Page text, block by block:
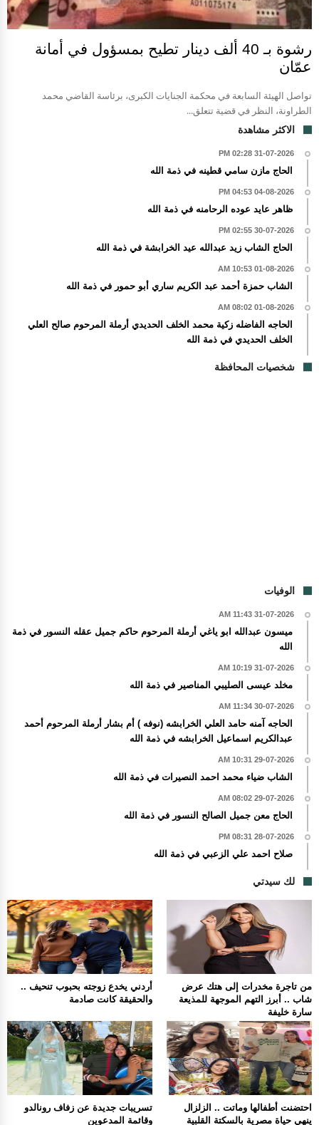
رشوة بـ 40 ألف دينار تطيح بمسؤول في أمانة
عمّان
تواصل الهيئة السابعة في محكمة الجنايات الكبرى، برئاسة القاضي محمد
الطراونة، النظر في قضية تتعلق...
الاكثر مشاهدة
31-07-2026 02:28 PM
الحاج مازن سامي قطينه في ذمة الله
04-08-2026 04:53 PM
ظاهر عايد عوده الرحامنه في ذمة الله
30-07-2026 02:55 PM
الحاج الشاب زيد عبدالله عيد الخرابشة في ذمة الله
01-08-2026 10:53 AM
الشاب حمزة أحمد عبد الكريم ساري أبو حمور في ذمة الله
01-08-2026 08:02 AM
الحاجه الفاضله زكية محمد الخلف الحديدي أرملة المرحوم صالح العلي
الخلف الحديدي في ذمة الله
شخصيات المحافظة
الوفيات
31-07-2026 11:43 AM
ميسون عبدالله ابو ياغي أرملة المرحوم حاكم جميل عقله النسور في ذمة
الله
31-07-2026 10:19 AM
مخلد عيسى الصليبي المناصير في ذمة الله
30-07-2026 11:34 AM
الحاجه آمنه حامد العلي الخرابشه (نوفه ) أم بشار أرملة المرحوم أحمد
عبدالكريم اسماعيل الخرابشه في ذمة الله
29-07-2026 10:31 AM
الشاب ضياء محمد احمد النصيرات في ذمة الله
29-07-2026 08:02 AM
الحاج معن جميل الصالح النسور في ذمة الله
28-07-2026 08:31 PM
صلاح احمد علي الزعبي في ذمة الله
لك سيدتي
أردني يخدع زوجته بحبوب تنحيف ..
والحقيقة كانت صادمة
من تاجرة مخدرات إلى هتك عرض
شاب .. أبرز التهم الموجهة للمذيعة
سارة خليفة
تسريبات جديدة عن زفاف رونالدو
وقائمة المدعوين
احتضنت أطفالها وماتت .. الزلزال
ينهي حياة مصرية بالسكتة القلبية